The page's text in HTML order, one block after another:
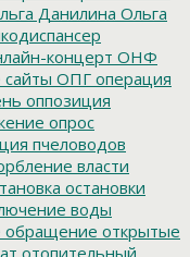
Данилина Ольга
концерт ОНФ
сайты ОПГ операция
оппозиция
опрос
пчеловодов
власти
остановки
воды
обращение открытые
отопительный